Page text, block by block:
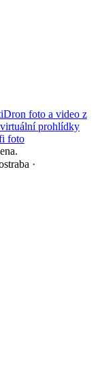
Dron foto a video z
prohlídky
foto
·